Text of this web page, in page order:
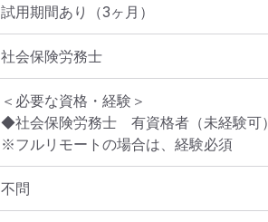
試用期間あり（3ヶ月）
社会保険労務士
＜必要な資格・経験＞
◆社会保険労務士　有資格者（未経験可）
※フルリモートの場合は、経験必須
不問